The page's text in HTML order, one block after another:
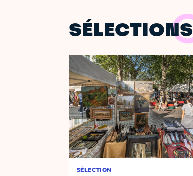
SÉLECTIONS
SÉLECTION